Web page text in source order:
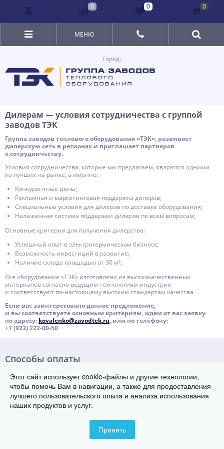
Город:
МЕНЮ
Дилерам — условия сотрудничества с группой
заводов ТЭК
Группа заводов теплового оборудования «ТЭК», развивает
дилерскую сеть в регионах и приглашает партнеров
к сотрудничеству.
Условия сотрудничества, которые мы предлагаем, являются одними
из лучших на рынке, а именно:
Конкурентные цены;
Рекламная и маркетинговая поддержка дилеров;
Специальные условия для дилеров по доставке оборудования;
Налаженная система поддержки дилеров по всем вопросам;
Основные критерии для получения дилерства:
Успешный опыт в электротермическом бизнесе;
Возможность инвестиций в развитие;
Наличие склада площадью от 30 м²;
Все оборудование «ТЭК» изготовлено из высококачественных
материалов согласно ведущим технологиям индустрии
и соответствуют по-настоящему высоким стандартам качества.
Если вас заинтересовало данное предложение,
и вы соответствуете основным критериям, ждем от вас заявку
по адресу: kovalenko@zavodtek.ru, или по телефону:
+7 (923) 222-00-50
Способы оплаты
© Группа заводов теплового оборудования «ТЭК», 2019-2026
350059, г. Краснодар, ул. Уральская 87/1
0 0 0
Этот сайт использует cookie-файлы и другие технологии,
чтобы помочь Вам в навигации, а также для предоставления
лучшего пользовательского опыта и анализа использования
наших продуктов и услуг.
Принять